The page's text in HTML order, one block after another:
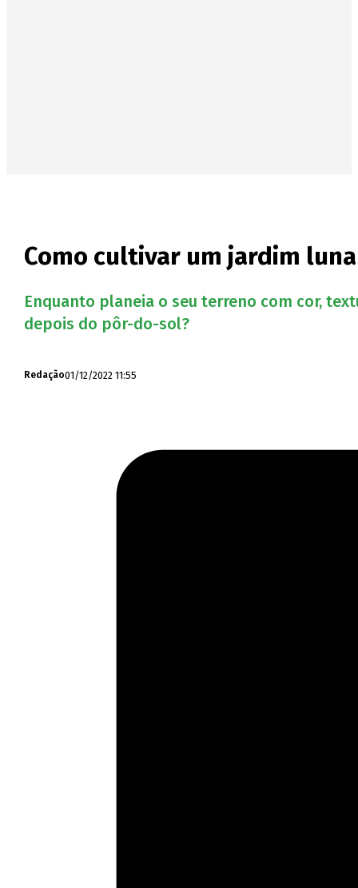
Como cultivar um jardim
Enquanto planeia o seu terreno com cor,
depois do pôr-do-sol?
Redação01/12/2022 11:55